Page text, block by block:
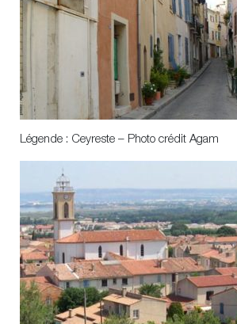
Légende : Ceyreste – Photo crédit Agam